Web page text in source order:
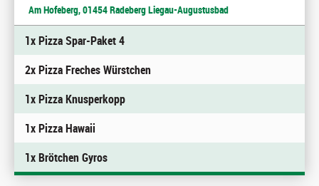
Am Hofeberg, 01454 Radeberg Liegau-Augustusbad
1x Pizza Spar-Paket 4
2x Pizza Freches Würstchen
1x Pizza Knusperkopp
1x Pizza Hawaii
1x Brötchen Gyros